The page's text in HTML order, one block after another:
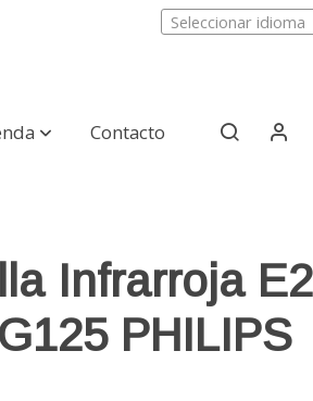
Seleccionar idioma
Contacto
Infrarroja
PHILIPS